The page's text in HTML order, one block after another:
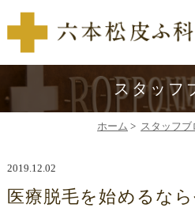
スタッフ
ホーム > スタッフブ
2019.12.02
医療脱毛を始めるなら